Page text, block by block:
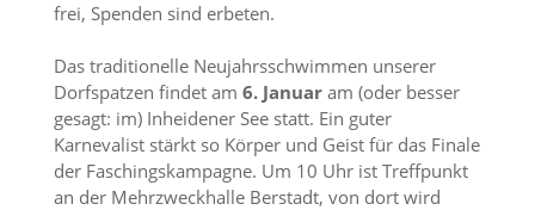
frei, Spenden sind erbeten.
Das traditionelle Neujahrsschwimmen unserer
Dorfspatzen findet am 6. Januar am (oder besser
gesagt: im) Inheidener See statt. Ein guter
Karnevalist stärkt so Körper und Geist für das Finale
der Faschingskampagne. Um 10 Uhr ist Treffpunkt
an der Mehrzweckhalle Berstadt, von dort wird